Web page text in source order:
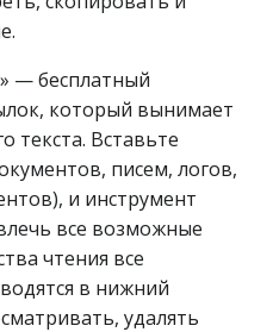
— бесплатный
который вынимает
текста. Вставьте
писем, логов,
и инструмент
все возможные
чтения все
в нижний
удалять